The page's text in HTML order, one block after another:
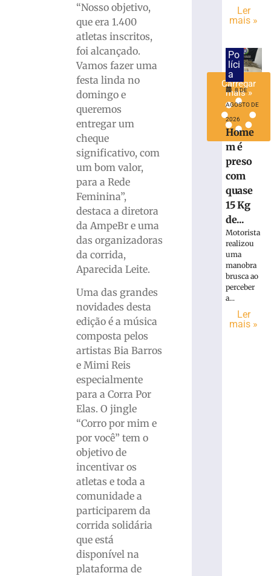
“Nosso objetivo,
que era 1.400
atletas inscritos,
foi alcançado.
Vamos fazer uma
festa linda no
domingo e
queremos
entregar um
cheque
significativo, com
um bom valor,
para a Rede
Feminina”,
destaca a diretora
da AmpeBr e uma
das organizadoras
da corrida,
Aparecida Leite.
Uma das grandes
novidades desta
edição é a música
composta pelos
artistas Bia Barros
e Mimi Reis
especialmente
para a Corra Por
Elas. O jingle
“Corro por mim e
por você” tem o
objetivo de
incentivar os
atletas e toda a
comunidade a
participarem da
corrida solidária
que está
disponível na
plataforma de
mais
Carregar
mais »
Ler
mais »
Po
líci
a
8 DE
AGOSTO DE
2026
Home
m é
preso
com
quase
15 Kg
de...
Motorista
realizou
uma
manobra
brusca ao
perceber
a...
Ler
mais »